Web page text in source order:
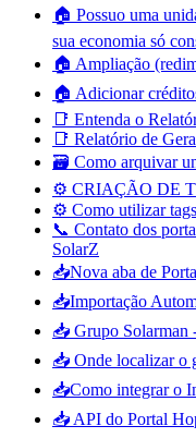
🏠 Possuo uma
sua economia só
🏠 Ampliação
🏠 Adicionar
📑 Entenda o
📑 Relatório de
🗃️ Como arquivar
⚙️ CRIAÇÃO DE
⚙️ Como utilizar
📞 Contato dos
SolarZ
📥Nova aba de
📥Importação
📥 Grupo Solarman
📥 Onde localizar o
📥Como integrar o
📥 API do Portal